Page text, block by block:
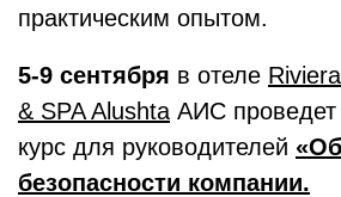
практическим опытом.
5-9 сентября в отеле
& SPA Alushta АИС
курс для руководителей
безопасности компании.